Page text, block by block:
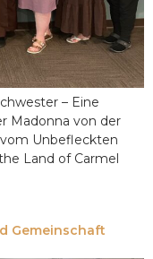
– Eine
Madonna von der
Unbefleckten
Land of Carmel
Gemeinschaft